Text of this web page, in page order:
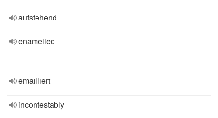
aufstehend
enamelled
emailliert
incontestably